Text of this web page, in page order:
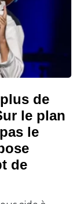
de
le plan
le
de